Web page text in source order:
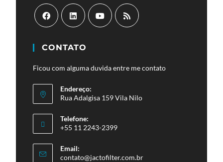
em
nova
aba
em
nova
nova
nova
CONTATO
Ficou com alguma duvida entre me contato
Endereço:
Rua Adalgisa 159 Vila Nilo
Telefone:
+55 11 2243-2399
Email:
contato@jactofilter.com.brAbre